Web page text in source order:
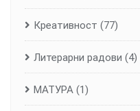
Креативност (77)
Литерарни радови (4)
МАТУРА (1)